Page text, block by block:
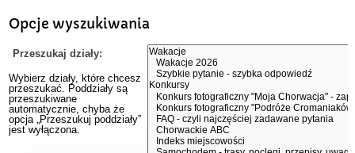
Opcje wyszukiwania
Przeszukaj działy:
Wybierz działy, które chcesz
przeszukać. Poddziały są
przeszukiwane
automatycznie, chyba że
opcja „Przeszukuj poddziały”
jest wyłączona.